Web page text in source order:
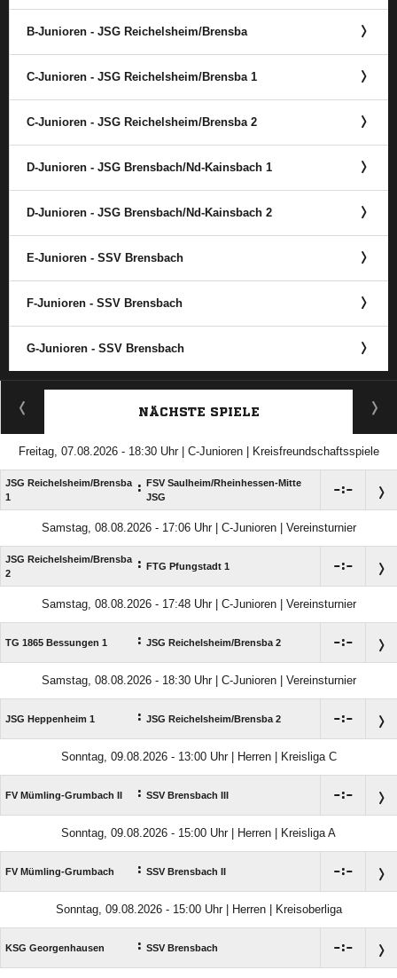
B-Junioren - JSG Reichelsheim/​Brensba
C-Junioren - JSG Reichelsheim/​Brensba 1
C-Junioren - JSG Reichelsheim/​Brensba 2
D-Junioren - JSG Brensbach/​Nd-Kainsbach 1
D-Junioren - JSG Brensbach/​Nd-Kainsbach 2
E-Junioren - SSV Brensbach
F-Junioren - SSV Brensbach
G-Junioren - SSV Brensbach
ANZEIGE
NÄCHSTE SPIELE
Freitag, 07.08.2026 - 18:30 Uhr | C-Junioren | Kreisfreundschaftsspiele
JSG Reichelsheim/​Brensba
1
: FSV Saulheim/​Rheinhessen-Mitte
JSG
:
Samstag, 08.08.2026 - 17:06 Uhr | C-Junioren | Vereinsturnier
JSG Reichelsheim/​Brensba
2
: FTG Pfungstadt 1 :
Samstag, 08.08.2026 - 17:48 Uhr | C-Junioren | Vereinsturnier
TG 1865 Bessungen 1 : JSG Reichelsheim/​Brensba 2 :
Samstag, 08.08.2026 - 18:30 Uhr | C-Junioren | Vereinsturnier
JSG Heppenheim 1 : JSG Reichelsheim/​Brensba 2 :
Sonntag, 09.08.2026 - 13:00 Uhr | Herren | Kreisliga C
FV Mümling-Grumbach II : SSV Brensbach III :
Sonntag, 09.08.2026 - 15:00 Uhr | Herren | Kreisliga A
FV Mümling-Grumbach : SSV Brensbach II :
Sonntag, 09.08.2026 - 15:00 Uhr | Herren | Kreisoberliga
KSG Georgenhausen : SSV Brensbach :